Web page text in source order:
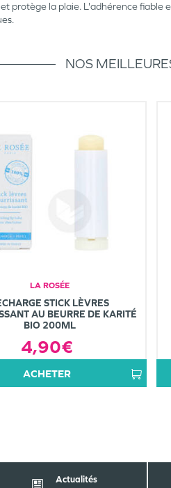
protège la plaie. L'adhérence
NOS
LA ROSÉE
STICK LÈVRES
AU BEURRE DE KARITÉ
BIO 200ML
4,90€
ACHETER
Actualités